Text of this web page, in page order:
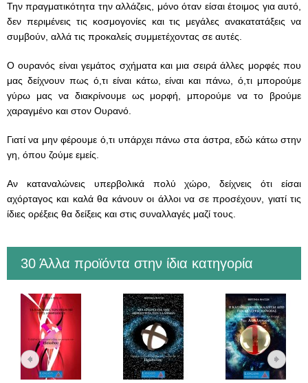
Την πραγματικότητα την αλλάζεις, μόνο όταν είσαι έτοιμος για αυτό,
δεν περιμένεις τις κοσμογονίες και τις μεγάλες ανακατατάξεις να
συμβούν, αλλά τις προκαλείς συμμετέχοντας σε αυτές.
Ο ουρανός είναι γεμάτος σχήματα και μια σειρά άλλες μορφές που
μας δείχνουν πως ό,τι είναι κάτω, είναι και πάνω, ό,τι μπορούμε
γύρω μας να διακρίνουμε ως μορφή, μπορούμε να το βρούμε
χαραγμένο και στον Ουρανό.
Γιατί να μην φέρουμε ό,τι υπάρχει πάνω στα άστρα, εδώ κάτω στην
γη, όπου ζούμε εμείς.
Αν καταναλώνεις υπερβολικά πολύ χώρο, δείχνεις ότι είσαι
αχόρταγος και καλά θα κάνουν οι άλλοι να σε προσέχουν, γιατί τις
ίδιες ορέξεις θα δείξεις και στις συναλλαγές μαζί τους.
30 Άλλα προϊόντα στην ίδια κατηγορία